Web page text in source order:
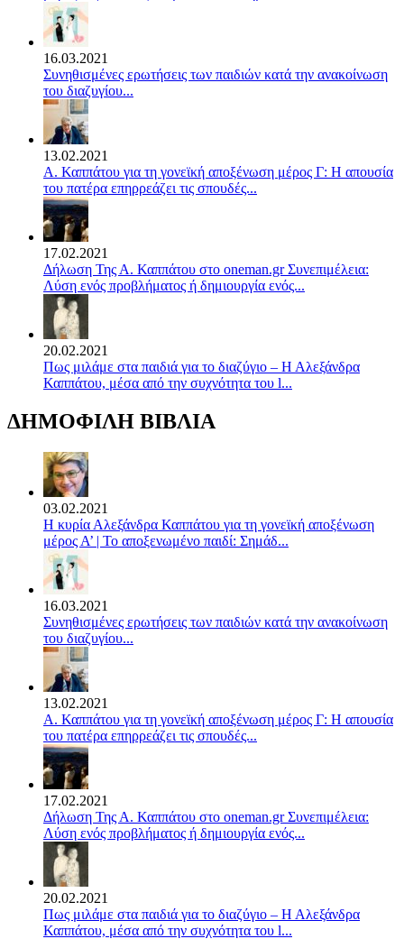
16.03.2021
Συνηθισμένες ερωτήσεις των παιδιών κατά την ανακοίνωση
του διαζυγίου...
13.02.2021
Α. Καππάτου για τη γονεϊκή αποξένωση μέρος Γ: Η απουσία
του πατέρα επηρρεάζει τις σπουδές...
17.02.2021
Δήλωση Της Α. Καππάτου στο oneman.gr Συνεπιμέλεια:
Λύση ενός προβλήματος ή δημιουργία ενός...
20.02.2021
Πως μιλάμε στα παιδιά για το διαζύγιο – Η Αλεξάνδρα
Καππάτου, μέσα από την συχνότητα του l...
ΔΗΜΟΦΙΛΗ ΒΙΒΛΙΑ
03.02.2021
Η κυρία Αλεξάνδρα Καππάτου για τη γονεϊκή αποξένωση
μέρος Α’ | Το αποξενωμένο παιδί: Σημάδ...
16.03.2021
Συνηθισμένες ερωτήσεις των παιδιών κατά την ανακοίνωση
του διαζυγίου...
13.02.2021
Α. Καππάτου για τη γονεϊκή αποξένωση μέρος Γ: Η απουσία
του πατέρα επηρρεάζει τις σπουδές...
17.02.2021
Δήλωση Της Α. Καππάτου στο oneman.gr Συνεπιμέλεια:
Λύση ενός προβλήματος ή δημιουργία ενός...
20.02.2021
Πως μιλάμε στα παιδιά για το διαζύγιο – Η Αλεξάνδρα
Καππάτου, μέσα από την συχνότητα του l...